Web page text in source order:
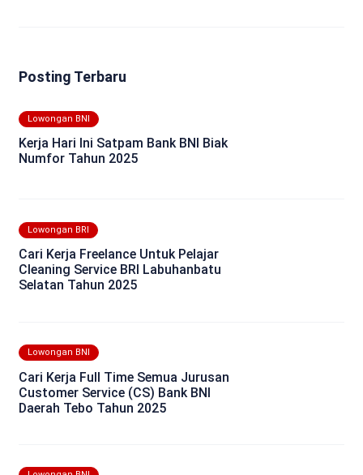
Posting Terbaru
Lowongan BNI
Kerja Hari Ini Satpam Bank BNI Biak
Numfor Tahun 2025
Lowongan BRI
Cari Kerja Freelance Untuk Pelajar
Cleaning Service BRI Labuhanbatu
Selatan Tahun 2025
Lowongan BNI
Cari Kerja Full Time Semua Jurusan
Customer Service (CS) Bank BNI
Daerah Tebo Tahun 2025